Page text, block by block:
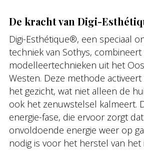
De kracht van Digi-
Digi-Esthétique®, een speciaal
techniek van Sothys,
modelleertechnieken uit het
Westen. Deze methode
het gezicht, wat niet alleen de
ook het zenuwstelsel kalmeert.
energie-fase, die ervoor zorgt
onvoldoende energie weer op
nodig is voor het herstel van